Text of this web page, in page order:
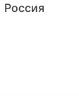
Россия